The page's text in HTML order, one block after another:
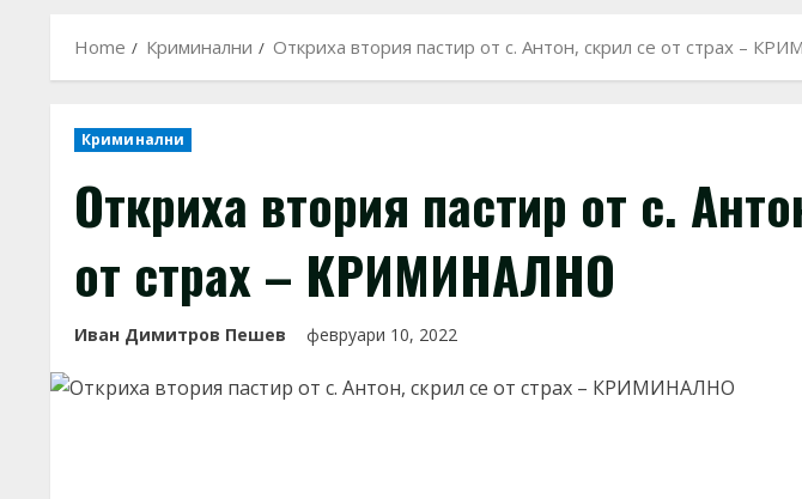
Home Криминални Откриха втория пастир от с. Антон, скрил се от страх –
Криминални
Откриха втория пастир от с.
от страх – КРИМИНАЛНО
Иван Димитров Пешев февруари 10, 2022